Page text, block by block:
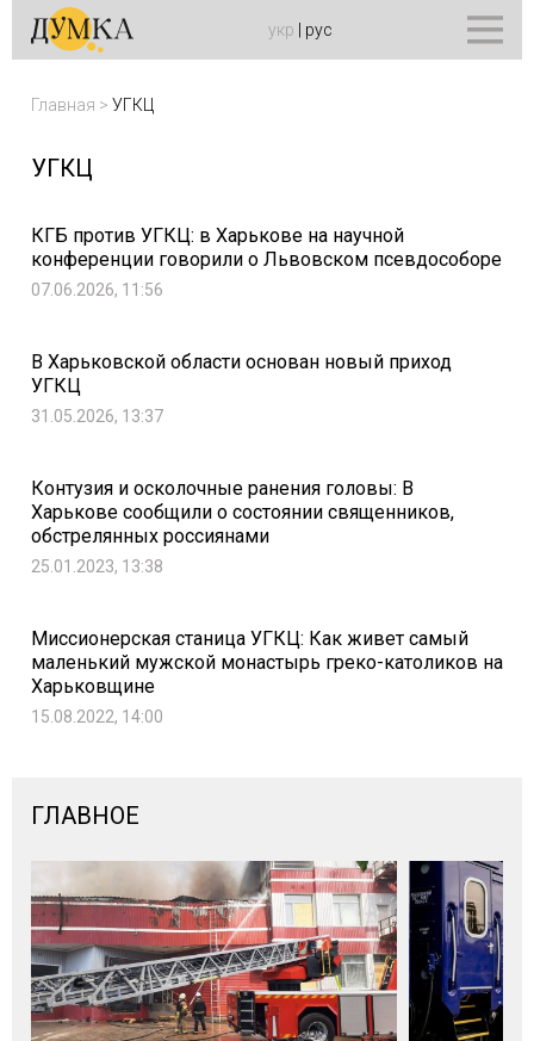
укр рус
Главная > УГКЦ
УГКЦ
КГБ против УГКЦ: в Харькове на научной
конференции говорили о Львовском псевдособоре
07.06.2026, 11:56
В Харьковской области основан новый приход
УГКЦ
31.05.2026, 13:37
Контузия и осколочные ранения головы: В
Харькове сообщили о состоянии священников,
обстрелянных россиянами
25.01.2023, 13:38
Миссионерская станица УГКЦ: Как живет самый
маленький мужской монастырь греко-католиков на
Харьковщине
15.08.2022, 14:00
ГЛАВНОЕ